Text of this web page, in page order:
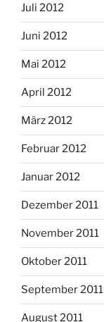
Juli 2012
Juni 2012
Mai 2012
April 2012
März 2012
Februar 2012
Januar 2012
Dezember 2011
November 2011
Oktober 2011
September 2011
August 2011